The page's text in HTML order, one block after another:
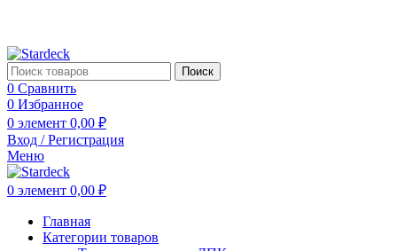
Поиск
0 Сравнить
0 Избранное
0 элемент 0,00 ₽
Вход / Регистрация
Меню
0 элемент 0,00 ₽
Главная
Категории товаров